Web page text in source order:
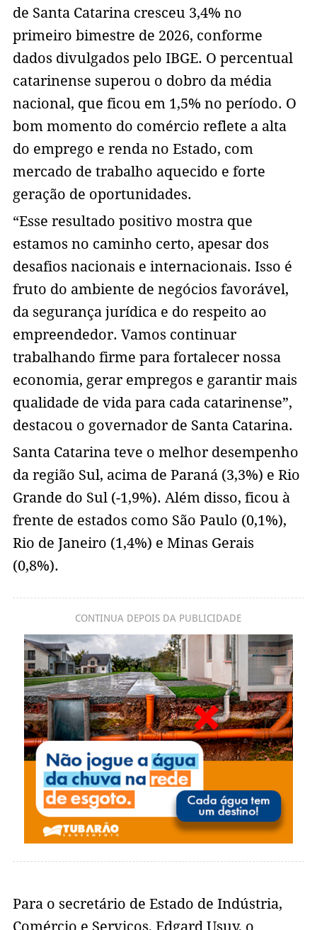
de Santa Catarina cresceu 3,4% no
primeiro bimestre de 2026, conforme
dados divulgados pelo IBGE. O percentual
catarinense superou o dobro da média
nacional, que ficou em 1,5% no período. O
bom momento do comércio reflete a alta
do emprego e renda no Estado, com
mercado de trabalho aquecido e forte
geração de oportunidades.
“Esse resultado positivo mostra que
estamos no caminho certo, apesar dos
desafios nacionais e internacionais. Isso é
fruto do ambiente de negócios favorável,
da segurança jurídica e do respeito ao
empreendedor. Vamos continuar
trabalhando firme para fortalecer nossa
economia, gerar empregos e garantir mais
qualidade de vida para cada catarinense”,
destacou o governador de Santa Catarina.
Santa Catarina teve o melhor desempenho
da região Sul, acima de Paraná (3,3%) e Rio
Grande do Sul (-1,9%). Além disso, ficou à
frente de estados como São Paulo (0,1%),
Rio de Janeiro (1,4%) e Minas Gerais
(0,8%).
CONTINUA DEPOIS DA PUBLICIDADE
Para o secretário de Estado de Indústria,